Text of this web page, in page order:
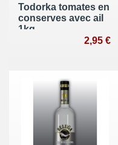
Todorka tomates en
conserves avec ail
1kg
2,95 €